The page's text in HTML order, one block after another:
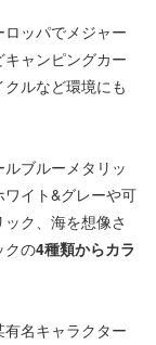
ッパでメジャー
ャンピングカー
ルなど環境にも
ブルーメタリッ
イト&グレーや可
ク、海を想像さ
クの4種類からカラ
名キャラクター